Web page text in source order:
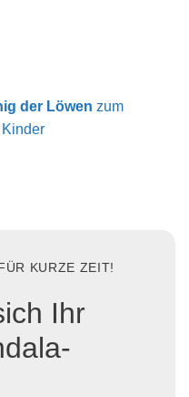
der Löwen zum
KURZE ZEIT!
Ihr